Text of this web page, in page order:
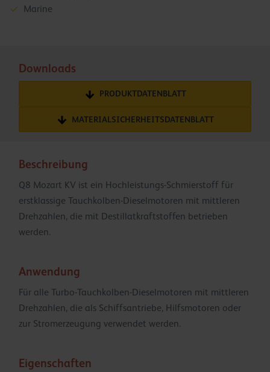
Marine
Downloads
PRODUKTDATENBLATT
MATERIALSICHERHEITSDATENBLATT
Beschreibung
Q8 Mozart KV ist ein Hochleistungs-Schmierstoff für
erstklassige Tauchkolben-Dieselmotoren mit mittleren
Drehzahlen, die mit Destillatkraftstoffen betrieben
werden.
Anwendung
Für alle Turbo-Tauchkolben-Dieselmotoren mit mittleren
Drehzahlen, die als Schiffsantriebe, Hilfsmotoren oder
zur Stromerzeugung verwendet werden.
Eigenschaften